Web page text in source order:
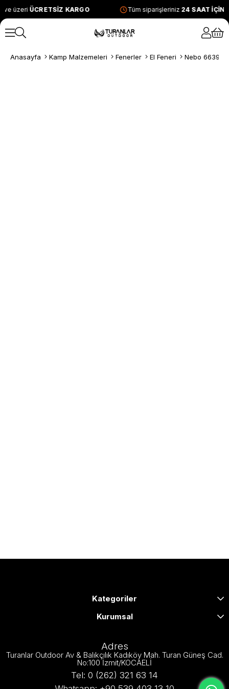
ve üzeri ÜCRETSİZ KARGO Tüm siparişleriniz24 SAAT
Anasayfa Kamp Malzemeleri Fenerler El Feneri Nebo 6639
Kategoriler
Kurumsal
Adres
Turanlar Outdoor Av & Balıkçılık Kadıköy Mah. Turan Güneş Cad.
No:100 İzmit/KOCAELİ
Tel: 0 (262) 321 63 14